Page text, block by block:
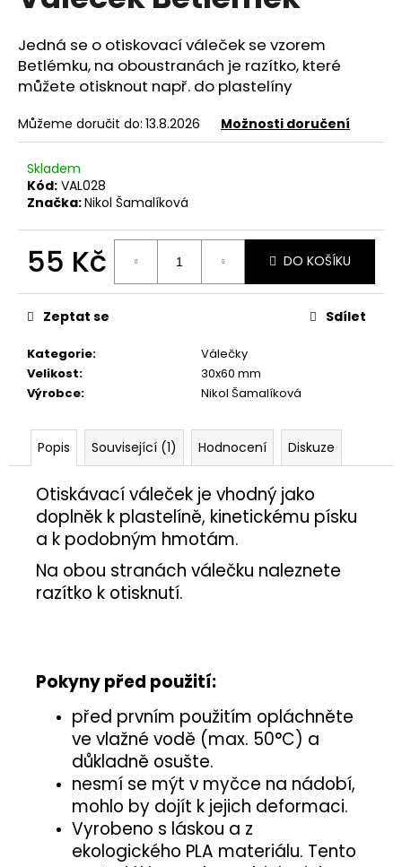
5
hvězdiček.
Jedná se o otiskovací váleček se vzorem
Betlémku, na oboustranách je razítko, které
můžete otisknout např. do plastelíny
Můžeme doručit do: 13.8.2026 Možnosti doručení
Skladem
Kód: VAL028
Značka:Nikol Šamalíková
55 Kč
cena:
DO KOŠÍKU
Kategorie:
Válečky
Velikost:
30x60 mm
Výrobce: Nikol Šamalíková
Zeptat se Sdílet
Popis Související (1) Hodnocení Diskuze
Otiskávací váleček je vhodný jako
doplněk k plastelíně, kinetickému písku
a k podobným hmotám.
Na obou stranách válečku naleznete
razítko k otisknutí.
Pokyny před použití:
před prvním použitím opláchněte
ve vlažné vodě (max. 50°C) a
důkladně osušte.
nesmí se mýt v myčce na nádobí,
mohlo by dojít k jejich deformaci.
Vyrobeno s láskou a z
ekologického PLA materiálu. Tento
j
í
t
?
HLEDAT
o
p
o
u
e
5,50
Kč